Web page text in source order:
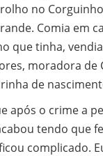
no
Comia em
que tinha,
moradora de
de
após o crime a
tendo que
complicado.